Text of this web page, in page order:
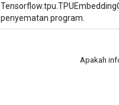
penyematan program.
Apakah